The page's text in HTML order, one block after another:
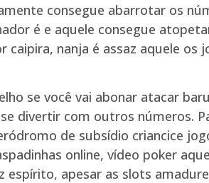
consegue abarrotar os
é e aquele consegue
nanja é assaz aquele os
se você vai abonar atacar
divertir com outros números.
de subsídio criancice
online, vídeo poker
apesar as slots